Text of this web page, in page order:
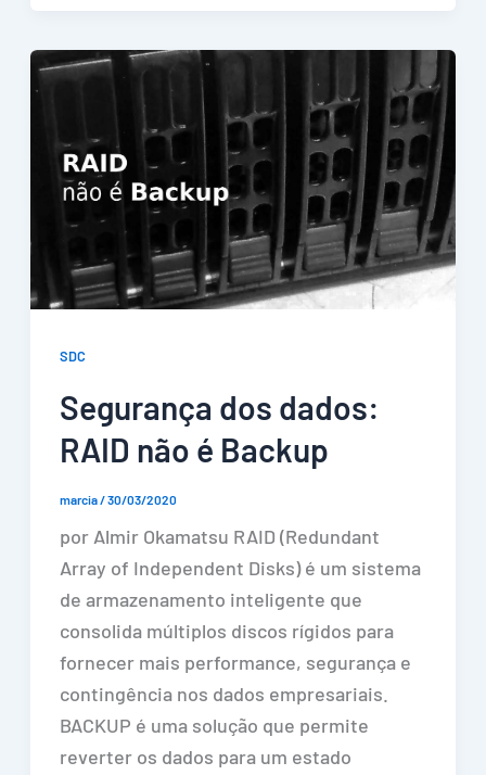
SDC
Segurança dos dados:
RAID não é Backup
marcia /30/03/2020
por Almir Okamatsu RAID (Redundant
Array of Independent Disks) é um sistema
de armazenamento inteligente que
consolida múltiplos discos rígidos para
fornecer mais performance, segurança e
contingência nos dados empresariais.
BACKUP é uma solução que permite
reverter os dados para um estado